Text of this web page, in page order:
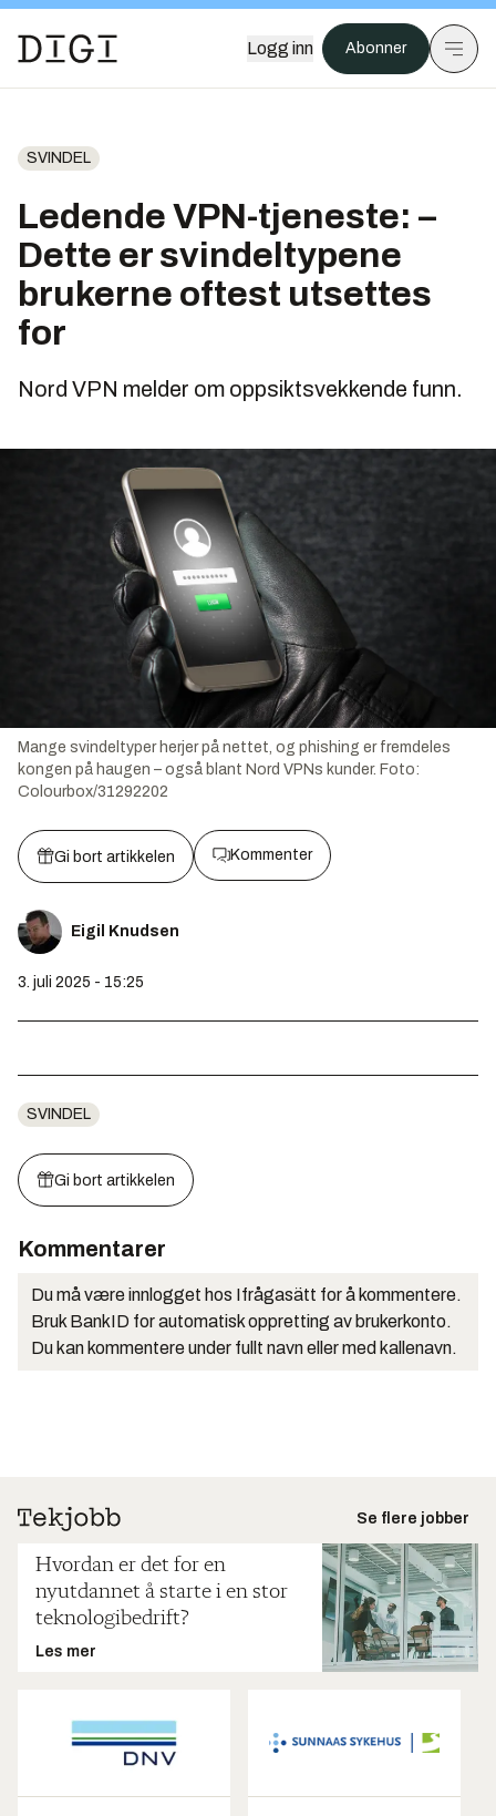
Logg inn Abonner
SVINDEL
Ledende VPN-tjeneste: –
Dette er svindeltypene
brukerne oftest utsettes
for
Nord VPN melder om oppsiktsvekkende funn.
Mange svindeltyper herjer på nettet, og phishing er fremdeles
kongen på haugen – også blant Nord VPNs kunder. Foto:
Colourbox/31292202
Gi bort artikkelen Kommenter
Eigil Knudsen
3. juli 2025 - 15:25
SVINDEL
Gi bort artikkelen
Kommentarer
Du må være innlogget hos Ifrågasätt for å kommentere.
Bruk BankID for automatisk oppretting av brukerkonto.
Du kan kommentere under fullt navn eller med kallenavn.
Se flere jobber
Hvordan er det for en
nyutdannet å starte i en stor
teknologibedrift?
Les mer